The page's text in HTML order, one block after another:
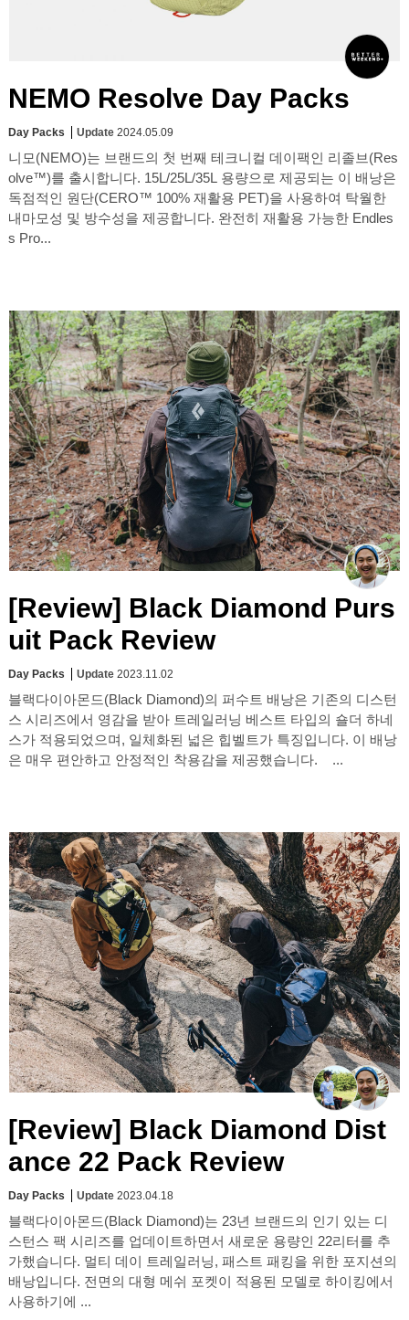
NEMO Resolve Day Packs
Day Packs Update 2024.05.09
니모(NEMO)는 브랜드의 첫 번째 테크니컬 데이팩인 리졸브(Res
olve™)를 출시합니다. 15L/25L/35L 용량으로 제공되는 이 배낭은
독점적인 원단(CERO™ 100% 재활용 PET)을 사용하여 탁월한
내마모성 및 방수성을 제공합니다. 완전히 재활용 가능한 Endles
s Pro...
[Review] Black Diamond Purs
uit Pack Review
Day Packs Update 2023.11.02
블랙다이아몬드(Black Diamond)의 퍼수트 배낭은 기존의 디스턴
스 시리즈에서 영감을 받아 트레일러닝 베스트 타입의 숄더 하네
스가 적용되었으며, 일체화된 넓은 힙벨트가 특징입니다. 이 배낭
은 매우 편안하고 안정적인 착용감을 제공했습니다. ...
[Review] Black Diamond Dist
ance 22 Pack Review
Day Packs Update 2023.04.18
블랙다이아몬드(Black Diamond)는 23년 브랜드의 인기 있는 디
스턴스 팩 시리즈를 업데이트하면서 새로운 용량인 22리터를 추
가했습니다. 멀티 데이 트레일러닝, 패스트 패킹을 위한 포지션의
배낭입니다. 전면의 대형 메쉬 포켓이 적용된 모델로 하이킹에서
사용하기에 ...